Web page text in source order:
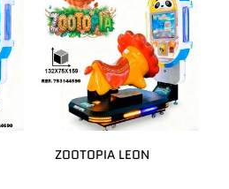
ZOOTOPIA LEON